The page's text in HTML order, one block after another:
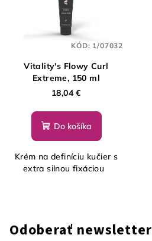
Vitality's Flowy Curl
Extreme, 150 ml
18,04 €
Do košíka
Krém na definíciu kučier s
extra silnou fixáciou
KÓD: 1/07032
Odoberať newsletter